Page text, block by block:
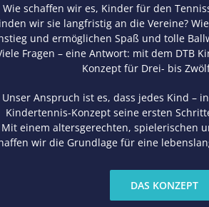
Wie schaffen wir es, Kinder für den
wir sie langfristig an die Vereine?
und ermöglichen Spaß und tolle
Fragen – eine Antwort: mit dem DTB
Konzept für Drei- bis
Unser Anspruch ist es, dass jedes Kind –
Kindertennis-Konzept seine ersten
Mit einem altersgerechten, spielerischen
wir die Grundlage für eine
DAS KONZEPT